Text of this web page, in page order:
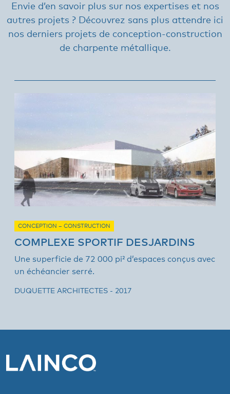
Envie d’en savoir plus sur nos expertises et nos
autres projets ? Découvrez sans plus attendre ici
nos derniers projets de conception-construction
de charpente métallique.
CONCEPTION – CONSTRUCTION
COMPLEXE SPORTIF DESJARDINS
Une superficie de 72 000 pi² d’espaces conçus avec
un échéancier serré.
DUQUETTE ARCHITECTES - 2017